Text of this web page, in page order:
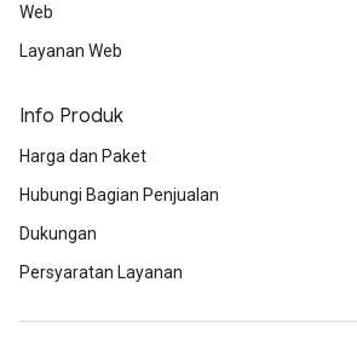
Web
Layanan Web
Info Produk
Harga dan Paket
Hubungi Bagian Penjualan
Dukungan
Persyaratan Layanan